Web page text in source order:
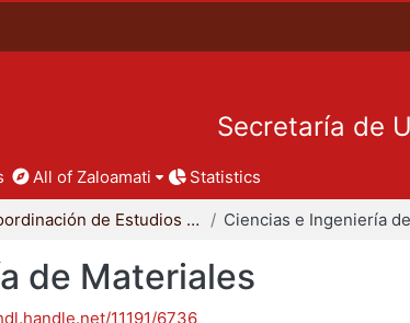
Secretaría de
All of Zaloamati Statistics
Coordinación de Estudios de Posgrado - CBI
de Materiales
11191/6736